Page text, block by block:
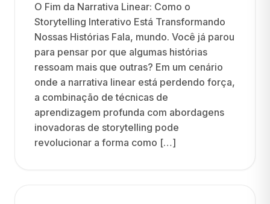
O Fim da Narrativa Linear: Como o
Storytelling Interativo Está Transformando
Nossas Histórias Fala, mundo. Você já parou
para pensar por que algumas histórias
ressoam mais que outras? Em um cenário
onde a narrativa linear está perdendo força,
a combinação de técnicas de
aprendizagem profunda com abordagens
inovadoras de storytelling pode
revolucionar a forma como […]